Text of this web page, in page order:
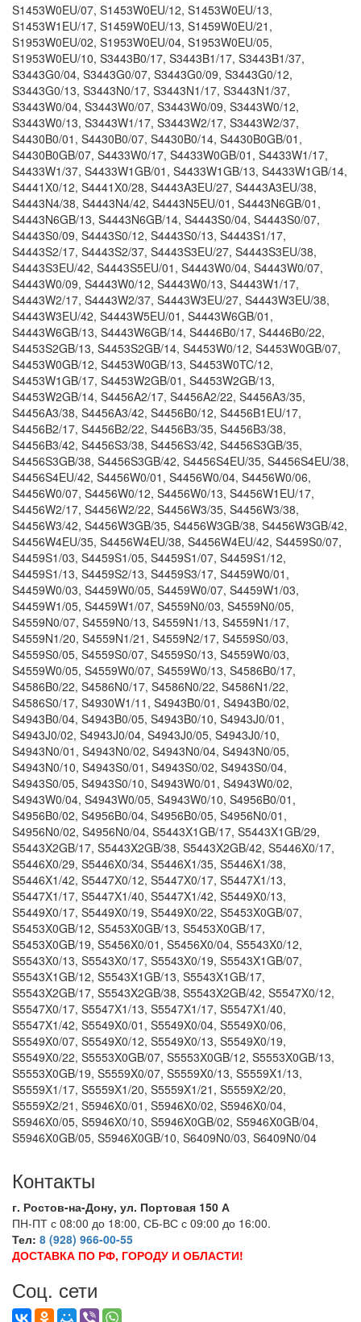
S1453W0EU/07, S1453W0EU/12, S1453W0EU/13,
S1453W1EU/17, S1459W0EU/13, S1459W0EU/21,
S1953W0EU/02, S1953W0EU/04, S1953W0EU/05,
S1953W0EU/10, S3443B0/17, S3443B1/17, S3443B1/37,
S3443G0/04, S3443G0/07, S3443G0/09, S3443G0/12,
S3443G0/13, S3443N0/17, S3443N1/17, S3443N1/37,
S3443W0/04, S3443W0/07, S3443W0/09, S3443W0/12,
S3443W0/13, S3443W1/17, S3443W2/17, S3443W2/37,
S4430B0/01, S4430B0/07, S4430B0/14, S4430B0GB/01,
S4430B0GB/07, S4433W0/17, S4433W0GB/01, S4433W1/17,
S4433W1/37, S4433W1GB/01, S4433W1GB/13, S4433W1GB/14,
S4441X0/12, S4441X0/28, S4443A3EU/27, S4443A3EU/38,
S4443N4/38, S4443N4/42, S4443N5EU/01, S4443N6GB/01,
S4443N6GB/13, S4443N6GB/14, S4443S0/04, S4443S0/07,
S4443S0/09, S4443S0/12, S4443S0/13, S4443S1/17,
S4443S2/17, S4443S2/37, S4443S3EU/27, S4443S3EU/38,
S4443S3EU/42, S4443S5EU/01, S4443W0/04, S4443W0/07,
S4443W0/09, S4443W0/12, S4443W0/13, S4443W1/17,
S4443W2/17, S4443W2/37, S4443W3EU/27, S4443W3EU/38,
S4443W3EU/42, S4443W5EU/01, S4443W6GB/01,
S4443W6GB/13, S4443W6GB/14, S4446B0/17, S4446B0/22,
S4453S2GB/13, S4453S2GB/14, S4453W0/12, S4453W0GB/07,
S4453W0GB/12, S4453W0GB/13, S4453W0TC/12,
S4453W1GB/17, S4453W2GB/01, S4453W2GB/13,
S4453W2GB/14, S4456A2/17, S4456A2/22, S4456A3/35,
S4456A3/38, S4456A3/42, S4456B0/12, S4456B1EU/17,
S4456B2/17, S4456B2/22, S4456B3/35, S4456B3/38,
S4456B3/42, S4456S3/38, S4456S3/42, S4456S3GB/35,
S4456S3GB/38, S4456S3GB/42, S4456S4EU/35, S4456S4EU/38,
S4456S4EU/42, S4456W0/01, S4456W0/04, S4456W0/06,
S4456W0/07, S4456W0/12, S4456W0/13, S4456W1EU/17,
S4456W2/17, S4456W2/22, S4456W3/35, S4456W3/38,
S4456W3/42, S4456W3GB/35, S4456W3GB/38, S4456W3GB/42,
S4456W4EU/35, S4456W4EU/38, S4456W4EU/42, S4459S0/07,
S4459S1/03, S4459S1/05, S4459S1/07, S4459S1/12,
S4459S1/13, S4459S2/13, S4459S3/17, S4459W0/01,
S4459W0/03, S4459W0/05, S4459W0/07, S4459W1/03,
S4459W1/05, S4459W1/07, S4559N0/03, S4559N0/05,
S4559N0/07, S4559N0/13, S4559N1/13, S4559N1/17,
S4559N1/20, S4559N1/21, S4559N2/17, S4559S0/03,
S4559S0/05, S4559S0/07, S4559S0/13, S4559W0/03,
S4559W0/05, S4559W0/07, S4559W0/13, S4586B0/17,
S4586B0/22, S4586N0/17, S4586N0/22, S4586N1/22,
S4586S0/17, S4930W1/11, S4943B0/01, S4943B0/02,
S4943B0/04, S4943B0/05, S4943B0/10, S4943J0/01,
S4943J0/02, S4943J0/04, S4943J0/05, S4943J0/10,
S4943N0/01, S4943N0/02, S4943N0/04, S4943N0/05,
S4943N0/10, S4943S0/01, S4943S0/02, S4943S0/04,
S4943S0/05, S4943S0/10, S4943W0/01, S4943W0/02,
S4943W0/04, S4943W0/05, S4943W0/10, S4956B0/01,
S4956B0/02, S4956B0/04, S4956B0/05, S4956N0/01,
S4956N0/02, S4956N0/04, S5443X1GB/17, S5443X1GB/29,
S5443X2GB/17, S5443X2GB/38, S5443X2GB/42, S5446X0/17,
S5446X0/29, S5446X0/34, S5446X1/35, S5446X1/38,
S5446X1/42, S5447X0/12, S5447X0/17, S5447X1/13,
S5447X1/17, S5447X1/40, S5447X1/42, S5449X0/13,
S5449X0/17, S5449X0/19, S5449X0/22, S5453X0GB/07,
S5453X0GB/12, S5453X0GB/13, S5453X0GB/17,
S5453X0GB/19, S5456X0/01, S5456X0/04, S5543X0/12,
S5543X0/13, S5543X0/17, S5543X0/19, S5543X1GB/07,
S5543X1GB/12, S5543X1GB/13, S5543X1GB/17,
S5543X2GB/17, S5543X2GB/38, S5543X2GB/42, S5547X0/12,
S5547X0/17, S5547X1/13, S5547X1/17, S5547X1/40,
S5547X1/42, S5549X0/01, S5549X0/04, S5549X0/06,
S5549X0/07, S5549X0/12, S5549X0/13, S5549X0/19,
S5549X0/22, S5553X0GB/07, S5553X0GB/12, S5553X0GB/13,
S5553X0GB/19, S5559X0/07, S5559X0/13, S5559X1/13,
S5559X1/17, S5559X1/20, S5559X1/21, S5559X2/20,
S5559X2/21, S5946X0/01, S5946X0/02, S5946X0/04,
S5946X0/05, S5946X0/10, S5946X0GB/02, S5946X0GB/04,
S5946X0GB/05, S5946X0GB/10, S6409N0/03, S6409N0/04
Контакты
г. Ростов-на-Дону, ул. Портовая 150 А
ПН-ПТ с 08:00 до 18:00, СБ-ВС с 09:00 до 16:00.
Тел: 8 (928) 966-00-55
ДОСТАВКА ПО РФ, ГОРОДУ И ОБЛАСТИ!
Соц. сети